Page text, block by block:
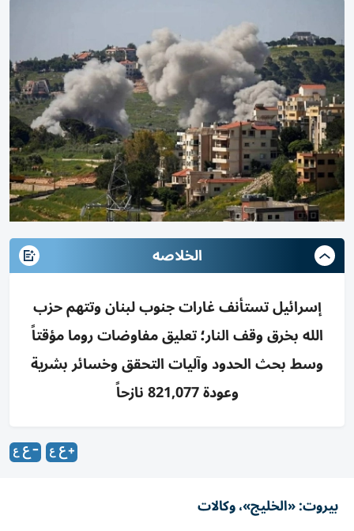
الخلاصه
إسرائيل تستأنف غارات جنوب لبنان وتتهم حزب
الله بخرق وقف النار؛ تعليق مفاوضات روما مؤقتاً
وسط بحث الحدود وآليات التحقق وخسائر بشرية
وعودة 821,077 نازحاً
بيروت: «الخليج»، وكالات